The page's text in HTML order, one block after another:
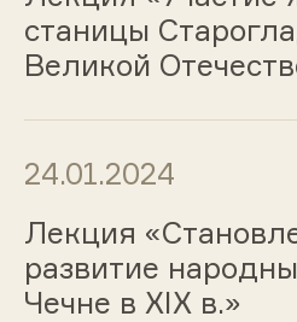
станицы
Великой
24.01.2024
Лекция
развитие
Чечне в XIX в.»